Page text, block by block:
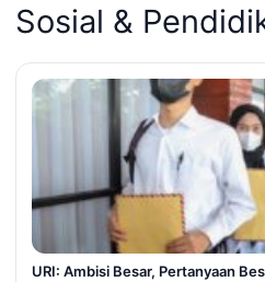
Sosial &
URI: Ambisi Besar, Pertanyaan